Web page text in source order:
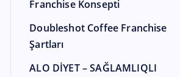
Franchise Konsepti
Doubleshot Coffee Franchise
Şartları
ALO DİYET – SAĞLAMLIQLI